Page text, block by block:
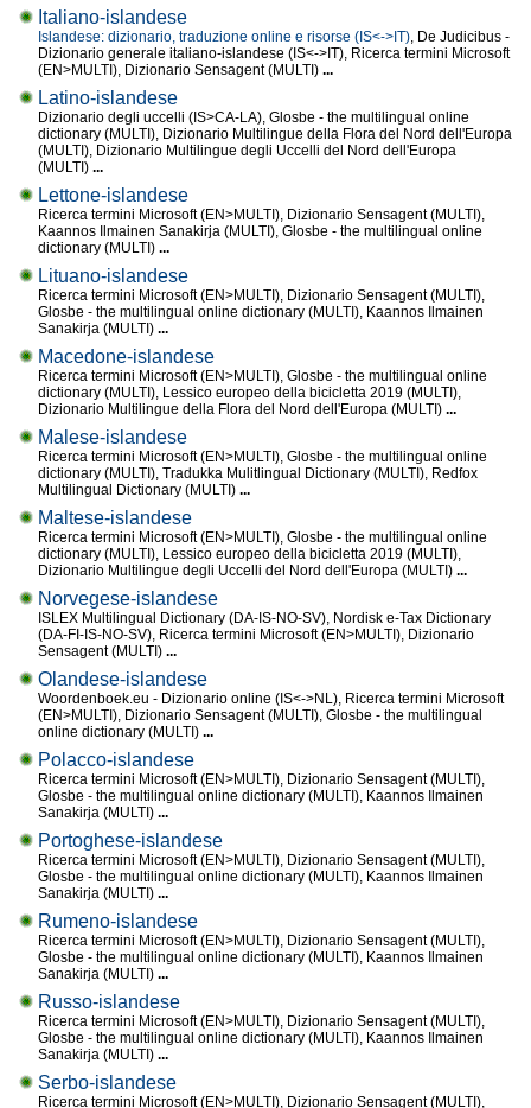
Italiano-islandese
Islandese: dizionario, traduzione online e risorse (IS<->IT), De Judicibus -
Dizionario generale italiano-islandese (IS<->IT), Ricerca termini Microsoft
(EN>MULTI), Dizionario Sensagent (MULTI) ...
Latino-islandese
Dizionario degli uccelli (IS>CA-LA), Glosbe - the multilingual online
dictionary (MULTI), Dizionario Multilingue della Flora del Nord dell'Europa
(MULTI), Dizionario Multilingue degli Uccelli del Nord dell'Europa
(MULTI) ...
Lettone-islandese
Ricerca termini Microsoft (EN>MULTI), Dizionario Sensagent (MULTI),
Kaannos Ilmainen Sanakirja (MULTI), Glosbe - the multilingual online
dictionary (MULTI) ...
Lituano-islandese
Ricerca termini Microsoft (EN>MULTI), Dizionario Sensagent (MULTI),
Glosbe - the multilingual online dictionary (MULTI), Kaannos Ilmainen
Sanakirja (MULTI) ...
Macedone-islandese
Ricerca termini Microsoft (EN>MULTI), Glosbe - the multilingual online
dictionary (MULTI), Lessico europeo della bicicletta 2019 (MULTI),
Dizionario Multilingue della Flora del Nord dell'Europa (MULTI) ...
Malese-islandese
Ricerca termini Microsoft (EN>MULTI), Glosbe - the multilingual online
dictionary (MULTI), Tradukka Mulitlingual Dictionary (MULTI), Redfox
Multilingual Dictionary (MULTI) ...
Maltese-islandese
Ricerca termini Microsoft (EN>MULTI), Glosbe - the multilingual online
dictionary (MULTI), Lessico europeo della bicicletta 2019 (MULTI),
Dizionario Multilingue degli Uccelli del Nord dell'Europa (MULTI) ...
Norvegese-islandese
ISLEX Multilingual Dictionary (DA-IS-NO-SV), Nordisk e-Tax Dictionary
(DA-FI-IS-NO-SV), Ricerca termini Microsoft (EN>MULTI), Dizionario
Sensagent (MULTI) ...
Olandese-islandese
Woordenboek.eu - Dizionario online (IS<->NL), Ricerca termini Microsoft
(EN>MULTI), Dizionario Sensagent (MULTI), Glosbe - the multilingual
online dictionary (MULTI) ...
Polacco-islandese
Ricerca termini Microsoft (EN>MULTI), Dizionario Sensagent (MULTI),
Glosbe - the multilingual online dictionary (MULTI), Kaannos Ilmainen
Sanakirja (MULTI) ...
Portoghese-islandese
Ricerca termini Microsoft (EN>MULTI), Dizionario Sensagent (MULTI),
Glosbe - the multilingual online dictionary (MULTI), Kaannos Ilmainen
Sanakirja (MULTI) ...
Rumeno-islandese
Ricerca termini Microsoft (EN>MULTI), Dizionario Sensagent (MULTI),
Glosbe - the multilingual online dictionary (MULTI), Kaannos Ilmainen
Sanakirja (MULTI) ...
Russo-islandese
Ricerca termini Microsoft (EN>MULTI), Dizionario Sensagent (MULTI),
Glosbe - the multilingual online dictionary (MULTI), Kaannos Ilmainen
Sanakirja (MULTI) ...
Serbo-islandese
Ricerca termini Microsoft (EN>MULTI), Dizionario Sensagent (MULTI),